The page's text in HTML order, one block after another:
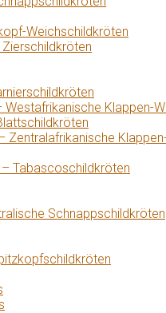
Weichschildkröten
Westafrikanische Klappen-
Zentralafrikanische
Tabascoschildkröten
Schnappschildkröten